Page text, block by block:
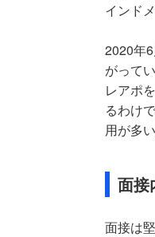
インド
2020年
がって
レアポ
るわけ
用が多
面接
面接は